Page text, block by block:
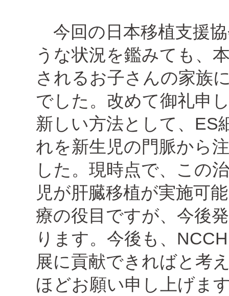
今回の日本移植支援
うな状況を鑑みても、
されるお子さんの家族
でした。改めて御礼申
新しい方法として、ES
れを新生児の門脈から
した。現時点で、この
児が肝臓移植が実施可
療の役目ですが、今後
ります。今後も、
展に貢献できればと考
ほどお願い申し上げま